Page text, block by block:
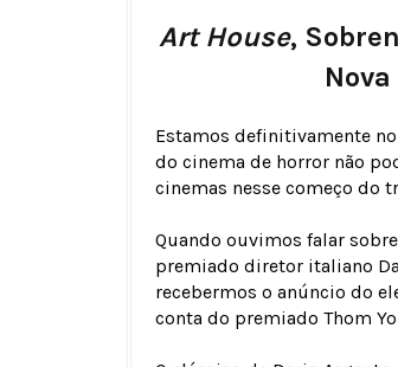
Art House,
Estamos definitivamente
do cinema de horror não
cinemas nesse começo do
Quando ouvimos falar
premiado diretor italiano
recebermos o anúncio do
conta do premiado Thom